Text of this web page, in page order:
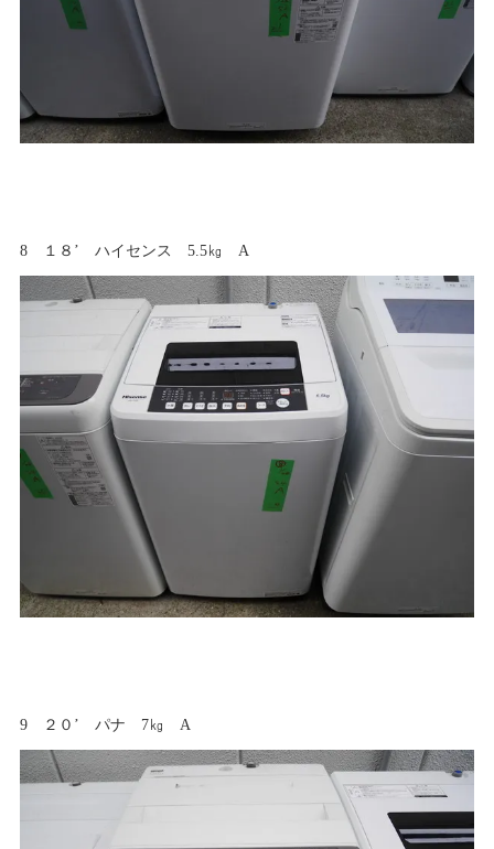
8 １８’ ハイセンス 5.5㎏ A
9 ２０’ パナ 7㎏ A